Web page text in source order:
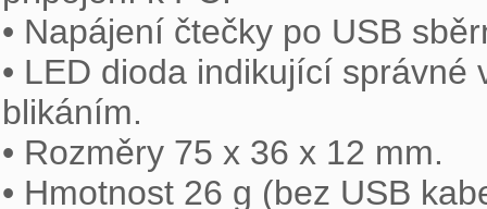
• Napájení čtečky po USB
• LED dioda indikující
blikáním.
• Rozměry 75 x 36 x 12 mm.
• Hmotnost 26 g (bez USB